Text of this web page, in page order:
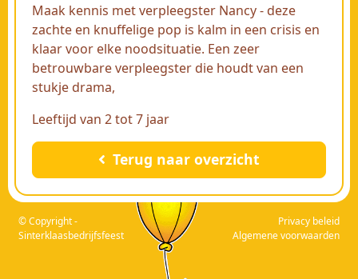
Maak kennis met verpleegster Nancy - deze
zachte en knuffelige pop is kalm in een crisis en
klaar voor elke noodsituatie. Een zeer
betrouwbare verpleegster die houdt van een
stukje drama,
Leeftijd van 2 tot 7 jaar
Terug naar overzicht
© Copyright -
Sinterklaasbedrijfsfeest
Privacy beleid
Algemene voorwaarden